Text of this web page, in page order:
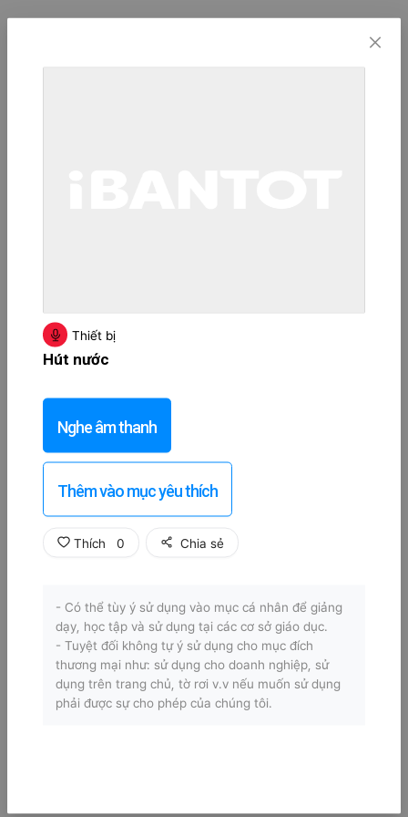
Thiết bị
Hút nước
Nghe âm thanh
Thêm vào mục yêu thích
Thích 0 Chia sẻ
- Có thể tùy ý sử dụng vào mục cá nhân để giảng
dạy, học tập và sử dụng tại các cơ sở giáo dục.
- Tuyệt đối không tự ý sử dụng cho mục đích
thương mại như: sử dụng cho doanh nghiệp, sử
dụng trên trang chủ, tờ rơi v.v nếu muốn sử dụng
phải được sự cho phép của chúng tôi.